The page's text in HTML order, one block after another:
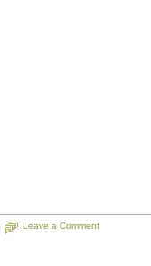
Leave a Comment